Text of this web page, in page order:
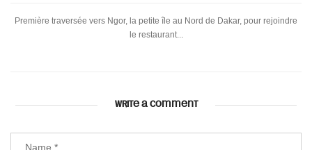
Première traversée vers Ngor, la petite île au Nord de Dakar, pour rejoindre
le restaurant...
WRITE A COMMENT